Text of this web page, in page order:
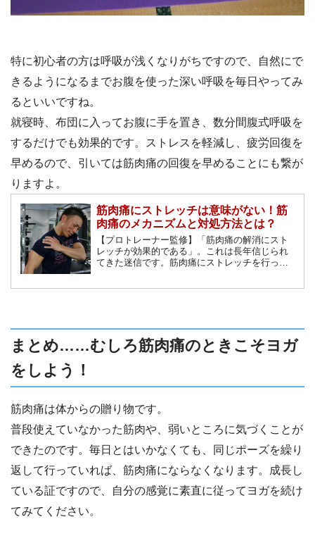
特に初心者の方は呼吸が浅くなりがちですので、自然にで
きるようになるまでお腹を使った深い呼吸を毎日やってみ
るといいですね。
就寝時、布団に入ってお腹に手を置き、数分間腹式呼吸を
するだけでも効果的です。ストレスを軽減し、疲労回復を
早めるので、引いては筋肉痛の回復を早めることにも繋が
りますよ。
筋肉痛にストレッチは意味がない！筋
肉痛のメカニズムと対処方法とは？
【プロトレーナー監修】「筋肉痛の解消にスト
レッチが効果的である」。これは長年信じられ
てきた迷信です。筋肉痛にストレッチを行って
まとめ……むしろ筋肉痛のときこそヨガ
をしよう！
筋肉痛は体からの贈り物です。
普段使えていなかった筋肉や、弱いところに気づくことが
できたのです。毎日とはいかなくても、同じポーズを繰り
返して行っていれば、筋肉痛にならなくなります。成長し
ている証ですので、自分の感覚に素直に従ってヨガを続け
てみてください。